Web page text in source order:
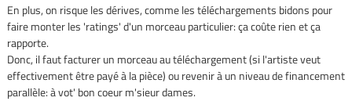
En plus, on risque les dérives, comme les téléchargements bidons pour
faire monter les 'ratings' d'un morceau particulier: ça coûte rien et ça
rapporte.
Donc, il faut facturer un morceau au téléchargement (si l'artiste veut
effectivement être payé à la pièce) ou revenir à un niveau de financement
parallèle: à vot' bon coeur m'sieur dames.